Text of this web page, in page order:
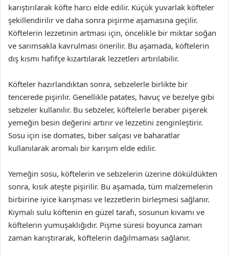
karıştırılarak köfte harcı elde edilir. Küçük yuvarlak köfteler
şekillendirilir ve daha sonra pişirme aşamasına geçilir.
Köftelerin lezzetinin artması için, öncelikle bir miktar soğan
ve sarımsakla kavrulması önerilir. Bu aşamada, köftelerin
dış kısmı hafifçe kızartılarak lezzetleri artırılabilir.
Köfteler hazırlandıktan sonra, sebzelerle birlikte bir
tencerede pişirilir. Genellikle patates, havuç ve bezelye gibi
sebzeler kullanılır. Bu sebzeler, köftelerle beraber pişerek
yemeğin besin değerini artırır ve lezzetini zenginleştirir.
Sosu için ise domates, biber salçası ve baharatlar
kullanılarak aromalı bir karışım elde edilir.
Yemeğin sosu, köftelerin ve sebzelerin üzerine döküldükten
sonra, kısık ateşte pişirilir. Bu aşamada, tüm malzemelerin
birbirine iyice karışması ve lezzetlerin birleşmesi sağlanır.
Kıymalı sulu köftenin en güzel tarafı, sosunun kıvamı ve
köftelerin yumuşaklığıdır. Pişme süresi boyunca zaman
zaman karıştırarak, köftelerin dağılmaması sağlanır.